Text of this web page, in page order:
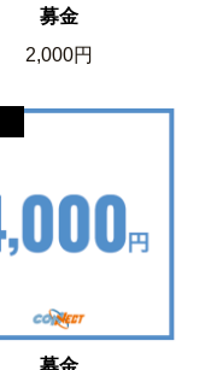
募金
2,000円
募金